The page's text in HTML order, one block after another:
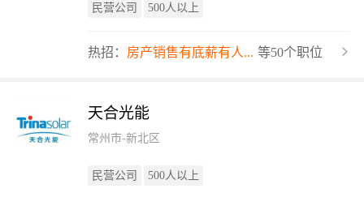
民营公司 500人以上
热招： 房产销售有底薪有人... 等50个职位
天合光能
常州市-新北区
民营公司 500人以上